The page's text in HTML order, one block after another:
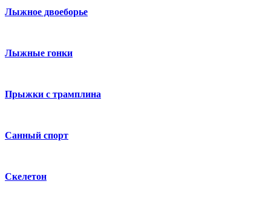
Лыжное двоеборье
Лыжные гонки
Прыжки с трамплина
Санный спорт
Скелетон